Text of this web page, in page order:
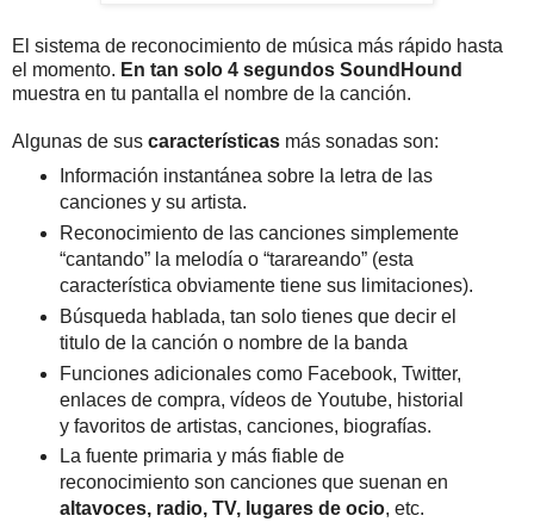
El sistema de reconocimiento de música más rápido hasta
el momento. En tan solo 4 segundos SoundHound
muestra en tu pantalla el nombre de la canción.
Algunas de sus características más sonadas son:
Información instantánea sobre la letra de las
canciones y su artista.
Reconocimiento de las canciones simplemente
“cantando” la melodía o “tarareando” (esta
característica obviamente tiene sus limitaciones).
Búsqueda hablada, tan solo tienes que decir el
titulo de la canción o nombre de la banda
Funciones adicionales como Facebook, Twitter,
enlaces de compra, vídeos de Youtube, historial
y favoritos de artistas, canciones, biografías.
La fuente primaria y más fiable de
reconocimiento son canciones que suenan en
altavoces, radio, TV, lugares de ocio, etc.